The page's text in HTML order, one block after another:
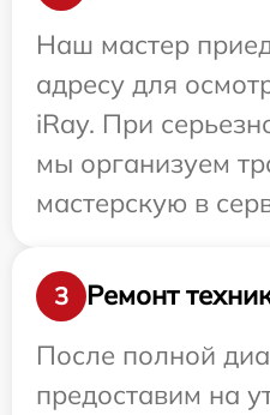
Наш мастер
адресу для
iRay. При
мы организуем
мастерскую в
3
Ремонт
После полной
предоставим на